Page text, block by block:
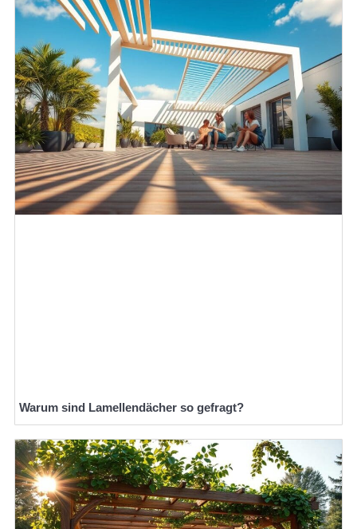
Warum sind Lamellendächer so gefragt?